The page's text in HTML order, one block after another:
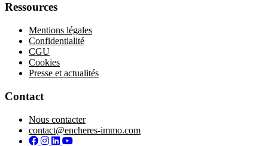
Ressources
Mentions légales
Confidentialité
CGU
Cookies
Presse et actualités
Contact
Nous contacter
contact@encheres-immo.com
Facebook
Instagram
LinkedIn
YouTube